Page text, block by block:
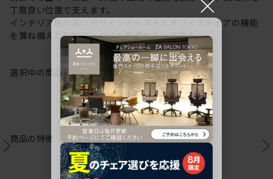
丁度良い位置で支えます。
インテリア性の高いデザインテイストとオフィスチェアの機能
を兼ね備えた在宅ワークにも最適なチェアです。
選択中の商品情報保証注意事項
商品の特徴